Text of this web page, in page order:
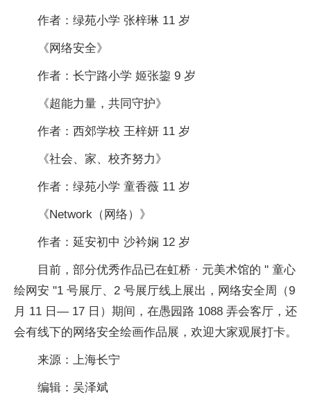
作者：绿苑小学 张梓琳 11 岁
《网络安全》
作者：长宁路小学 姬张鋆 9 岁
《超能力量，共同守护》
作者：西郊学校 王梓妍 11 岁
《社会、家、校齐努力》
作者：绿苑小学 童香薇 11 岁
《Network（网络）》
作者：延安初中 沙衿娴 12 岁
目前，部分优秀作品已在虹桥 · 元美术馆的 " 童心
绘网安 "1 号展厅、2 号展厅线上展出，网络安全周（9
月 11 日— 17 日）期间，在愚园路 1088 弄会客厅，还
会有线下的网络安全绘画作品展，欢迎大家观展打卡。
来源：上海长宁
编辑：吴泽斌